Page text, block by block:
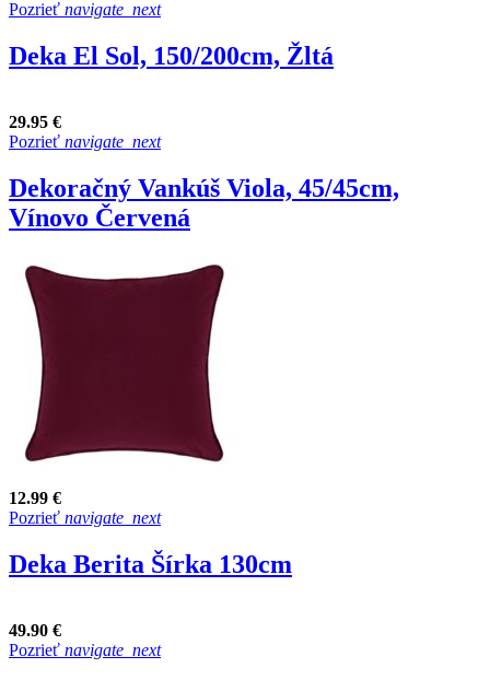
Pozrieť navigate_next
Deka El Sol, 150/200cm, Žltá
29.95 €
Pozrieť navigate_next
Dekoračný Vankúš Viola, 45/45cm,
Vínovo Červená
12.99 €
Pozrieť navigate_next
Deka Berita Šírka 130cm
49.90 €
Pozrieť navigate_next